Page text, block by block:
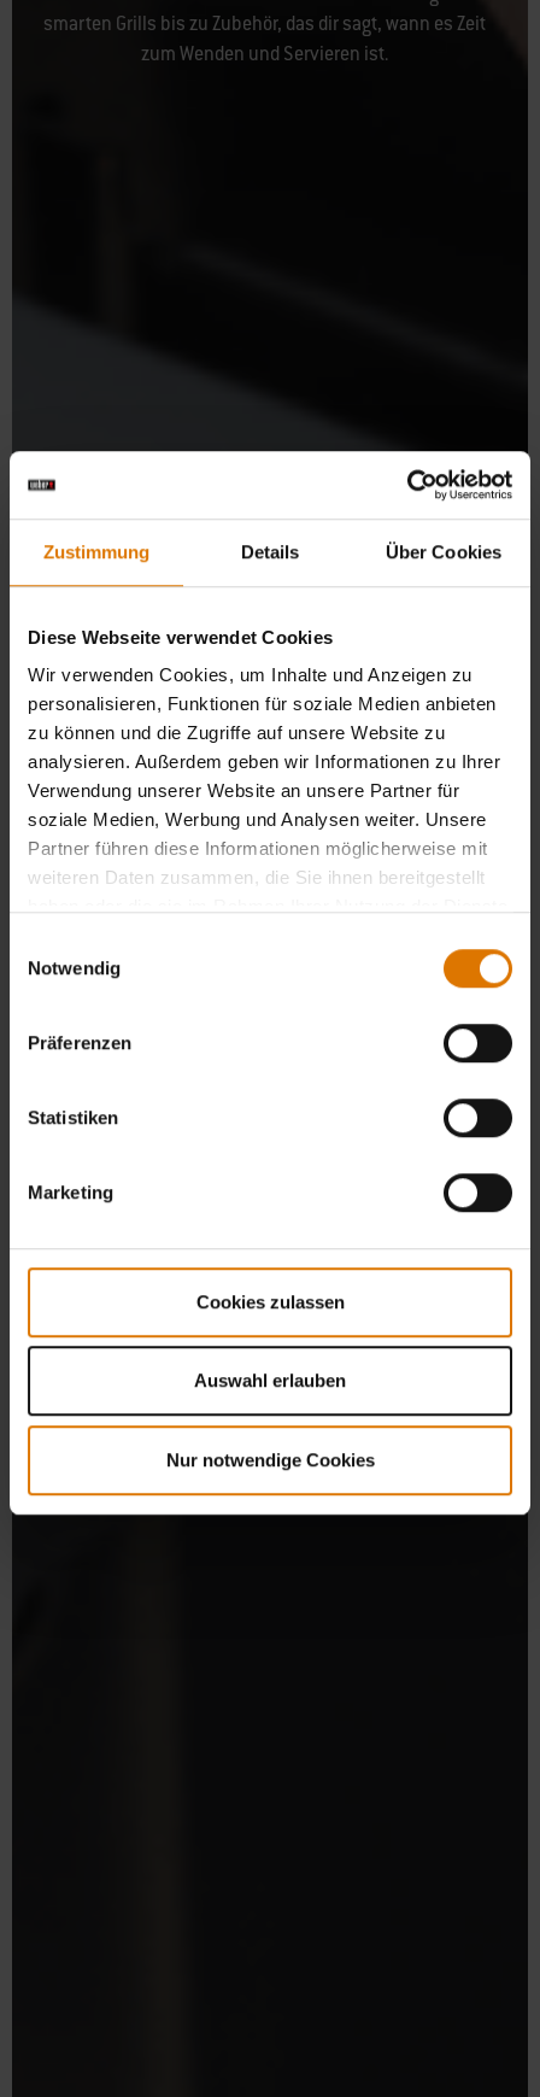
Zustimmung Details Über Cookies
Diese Webseite verwendet Cookies
Wir verwenden Cookies, um Inhalte und Anzeigen zu
personalisieren, Funktionen für soziale Medien anbieten
zu können und die Zugriffe auf unsere Website zu
analysieren. Außerdem geben wir Informationen zu Ihrer
Verwendung unserer Website an unsere Partner für
soziale Medien, Werbung und Analysen weiter. Unsere
Partner führen diese Informationen möglicherweise mit
weiteren Daten zusammen, die Sie ihnen bereitgestellt
Notwendig
Präferenzen
Statistiken
Marketing
Cookies zulassen
Auswahl erlauben
Nur notwendige Cookies
smarten Grills bis zu Zubehör, das dir sagt, wann es Zeit
zum Wenden und Servieren ist.